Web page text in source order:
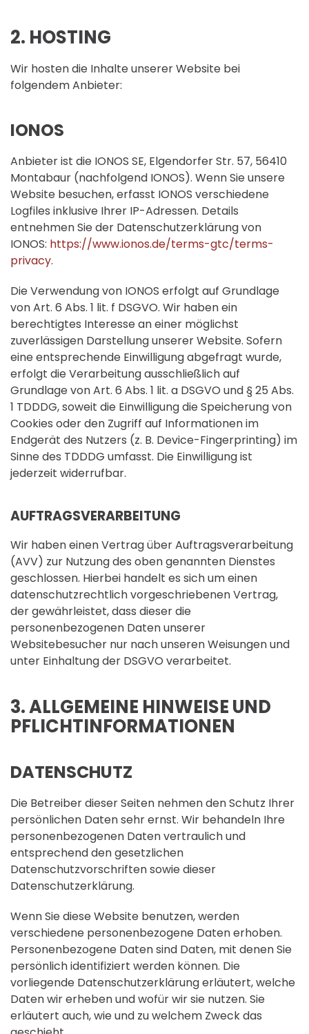
2. HOSTING
Wir hosten die Inhalte unserer Website bei
folgendem Anbieter:
IONOS
Anbieter ist die IONOS SE, Elgendorfer Str. 57, 56410
Montabaur (nachfolgend IONOS). Wenn Sie unsere
Website besuchen, erfasst IONOS verschiedene
Logfiles inklusive Ihrer IP-Adressen. Details
entnehmen Sie der Datenschutzerklärung von
IONOS: https://www.ionos.de/terms-gtc/terms-
privacy.
Die Verwendung von IONOS erfolgt auf Grundlage
von Art. 6 Abs. 1 lit. f DSGVO. Wir haben ein
berechtigtes Interesse an einer möglichst
zuverlässigen Darstellung unserer Website. Sofern
eine entsprechende Einwilligung abgefragt wurde,
erfolgt die Verarbeitung ausschließlich auf
Grundlage von Art. 6 Abs. 1 lit. a DSGVO und § 25 Abs.
1 TDDDG, soweit die Einwilligung die Speicherung von
Cookies oder den Zugriff auf Informationen im
Endgerät des Nutzers (z. B. Device-Fingerprinting) im
Sinne des TDDDG umfasst. Die Einwilligung ist
jederzeit widerrufbar.
AUFTRAGSVERARBEITUNG
Wir haben einen Vertrag über Auftragsverarbeitung
(AVV) zur Nutzung des oben genannten Dienstes
geschlossen. Hierbei handelt es sich um einen
datenschutzrechtlich vorgeschriebenen Vertrag,
der gewährleistet, dass dieser die
personenbezogenen Daten unserer
Websitebesucher nur nach unseren Weisungen und
unter Einhaltung der DSGVO verarbeitet.
3. ALLGEMEINE HINWEISE UND
PFLICHT­INFORMATIONEN
DATENSCHUTZ
Die Betreiber dieser Seiten nehmen den Schutz Ihrer
persönlichen Daten sehr ernst. Wir behandeln Ihre
personenbezogenen Daten vertraulich und
entsprechend den gesetzlichen
Datenschutzvorschriften sowie dieser
Datenschutzerklärung.
Wenn Sie diese Website benutzen, werden
verschiedene personenbezogene Daten erhoben.
Personenbezogene Daten sind Daten, mit denen Sie
persönlich identifiziert werden können. Die
vorliegende Datenschutzerklärung erläutert, welche
Daten wir erheben und wofür wir sie nutzen. Sie
erläutert auch, wie und zu welchem Zweck das